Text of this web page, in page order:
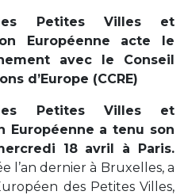
Petites Villes et
Européenne acte le
avec le Conseil
d’Europe (CCRE)
Petites Villes et
Européenne a tenu son
18 avril à Paris.
l’an dernier à Bruxelles, a
des Petites Villes,